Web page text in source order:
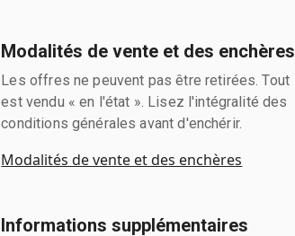
Modalités de vente et des enchères
Les offres ne peuvent pas être retirées. Tout
est vendu « en l'état ». Lisez l'intégralité des
conditions générales avant d'enchérir.
Modalités de vente et des enchères
Informations supplémentaires